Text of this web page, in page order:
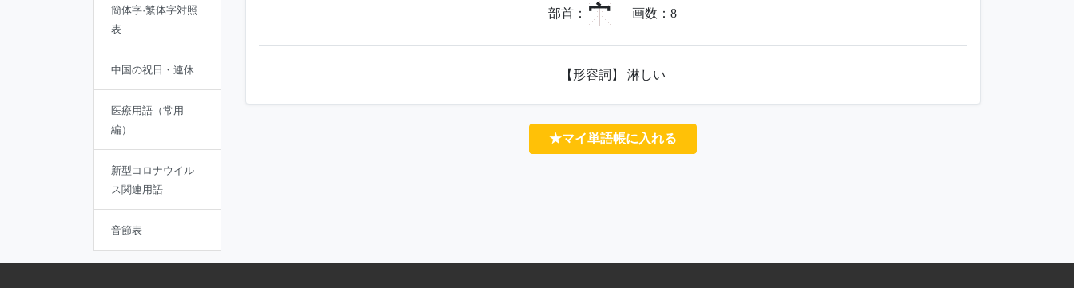
簡体字·繁体字対照
表
中国の祝日・連休
医療用語（常用
編）
新型コロナウイル
ス関連用語
音節表
部首： 宀 画数： 8
【形容詞】 淋しい
★マイ単語帳に入れる